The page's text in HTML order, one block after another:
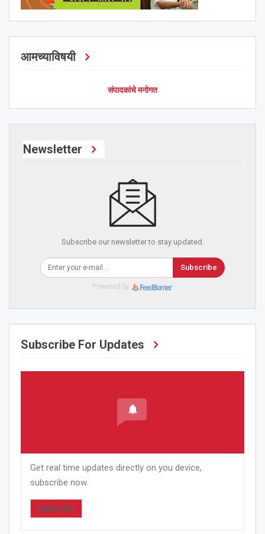
आमच्याविषयी
संपादकांचे मनोगत
Newsletter
Subscribe our newsletter to stay updated.
Subscribe
Powered by
Subscribe For Updates
Get real time updates directly on you device,
subscribe now.
Subscribe